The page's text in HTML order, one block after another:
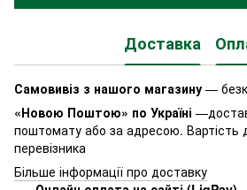
Доставка
Самовивіз з нашого магазину —
«Новою Поштою» по Україні
поштомату або за адресою. Вартість
перевізника
Більше інформації про доставку